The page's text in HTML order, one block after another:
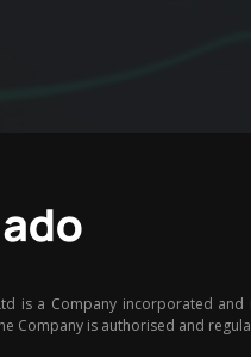
is a Company incorporated
Company is authorised and